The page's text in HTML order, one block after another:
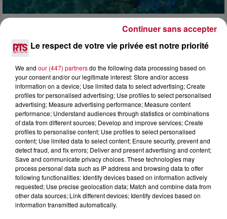
HÉRAULT, PYRÉNÉES-ORIENTALES : TROIS
SPOTS DE SNORKELING À EXPLORER...
Pas besoin de bouteilles de plongée lourdes ni de diplômes
complexes pour observer la vie sous-marine. Cet été, un
masque, un tuba et une paire de palmes...
Le respect de votre vie privée est notre priorité
We and our (447) partnersdo the following data processing based on
your consent and/or our legitimate interest: Store and/or access
information on a device; Use limited data to select advertising; Create
profiles for personalised advertising; Use profiles to select personalised
advertising; Measure advertising performance; Measure content
performance; Understand audiences through statistics or combinations
of data from different sources; Develop and improve services; Create
profiles to personalise content; Use profiles to select personalised
content; Use limited data to select content; Ensure security, prevent and
detect fraud, and fix errors; Deliver and present advertising and content;
Save and communicate privacy choices. These technologies may
process personal data such as IP address and browsing data to offer
following functionalities: Identify devices based on information actively
requested; Use precise geolocation data; Match and combine data from
other data sources; Link different devices; Identify devices based on
information transmitted automatically.
Continuer sans accepter